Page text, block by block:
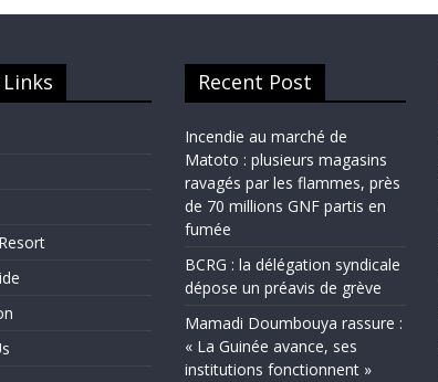
Recent Post
Incendie au marché de
Matoto : plusieurs magasins
ravagés par les flammes, près
de 70 millions GNF partis en
fumée
BCRG : la délégation syndicale
dépose un préavis de grève
Mamadi Doumbouya rassure :
« La Guinée avance, ses
institutions fonctionnent »